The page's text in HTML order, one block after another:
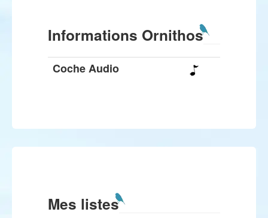
Informations Ornithos
Coche Audio
Mes listes